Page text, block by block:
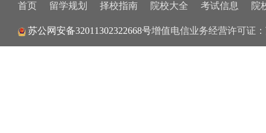
首页 留学规划 择校指南 院校大全 考试信息 院
苏公网安备32011302322668号增值电信业务经营许可证：